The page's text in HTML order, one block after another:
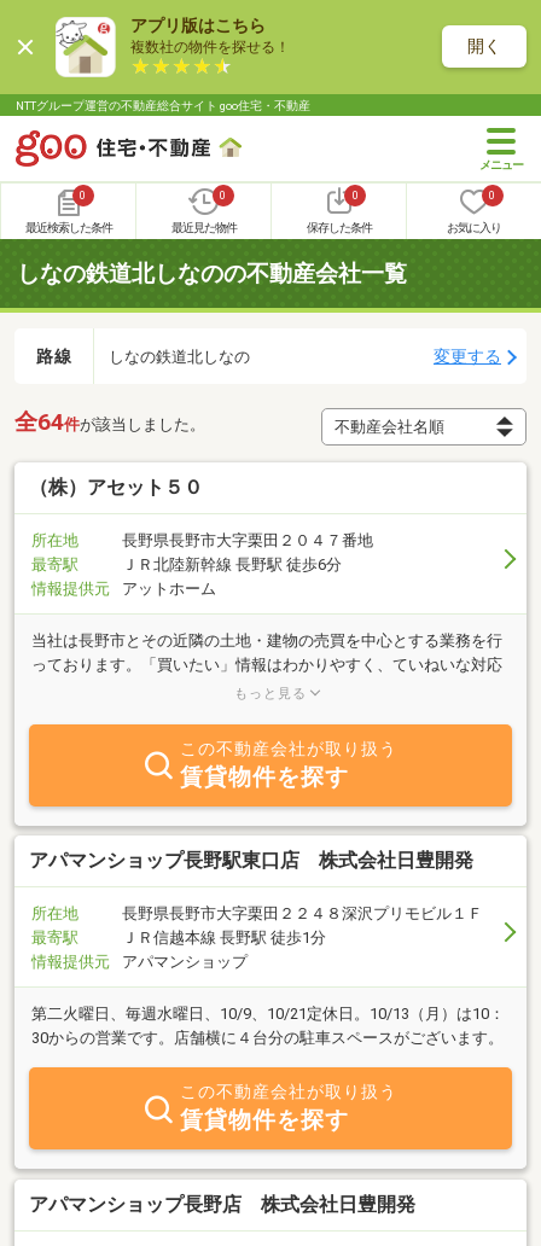
アプリ版はこちら
複数社の物件を探せる！ 開く
NTTグループ運営の不動産総合サイト goo住宅・不動産
0
最近検索した条件
0
最近見た物件
0
保存した条件
0
お気に入り
しなの鉄道北しなのの不動産会社一覧
路線 しなの鉄道北しなの 変更する
全64件が該当しました。
（株）アセット５０
所在地
長野県長野市大字栗田２０４７番地
最寄駅
ＪＲ北陸新幹線 長野駅 徒歩6分
情報提供元
アットホーム
当社は長野市とその近隣の土地・建物の売買を中心とする業務を行
っております。「買いたい」情報はわかりやすく、ていねいな対応
を心掛けております。地主さん向けの土地活用の企画・提案も実績
もっと見る
この不動産会社が取り扱う
賃貸物件を探す
アパマンショップ長野駅東口店 株式会社日豊開発
所在地
長野県長野市大字栗田２２４８深沢プリモビル１Ｆ
最寄駅
ＪＲ信越本線 長野駅 徒歩1分
情報提供元
アパマンショップ
第二火曜日、毎週水曜日、10/9、10/21定休日。10/13（月）は10：
30からの営業です。店舗横に４台分の駐車スペースがございます。
この不動産会社が取り扱う
賃貸物件を探す
アパマンショップ長野店 株式会社日豊開発